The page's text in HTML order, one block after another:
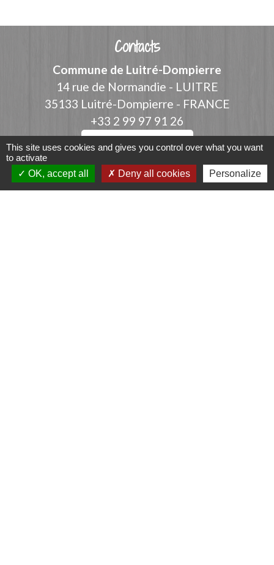
Contacts
Commune de Luitré-Dompierre
14 rue de Normandie - LUITRE
35133 Luitré-Dompierre - FRANCE
+33 2 99 97 91 26
Contact par formulaire
This site uses cookies and gives you control over what you want
to activate
OK, accept all
Deny all cookies Personalize